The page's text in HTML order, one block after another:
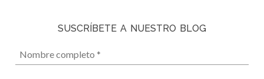
SUSCRÍBETE A NUESTRO BLOG